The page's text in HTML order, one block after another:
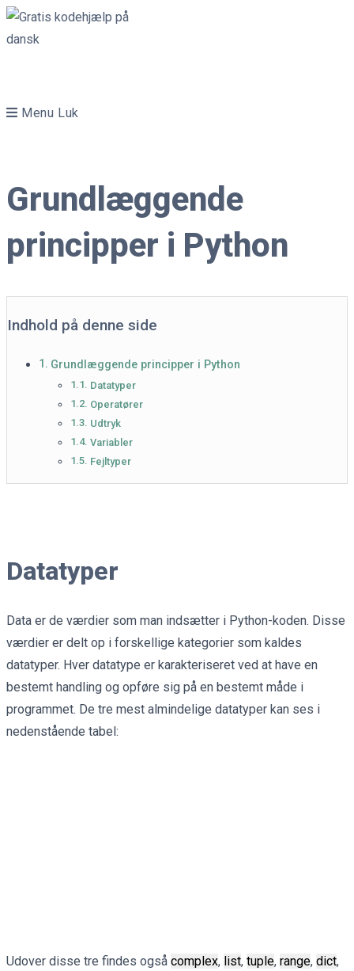
Skip
to
Menu Luk
Grundlæggende
principper i Python
Indhold på denne side
Grundlæggende principper i Python
Datatyper
Operatører
Udtryk
Variabler
Fejltyper
Datatyper
Data er de værdier som man indsætter i Python-koden. Disse
værdier er delt op i forskellige kategorier som kaldes
datatyper. Hver datatype er karakteriseret ved at have en
bestemt handling og opføre sig på en bestemt måde i
programmet. De tre mest almindelige datatyper kan ses i
nedenstående tabel:
Udover disse tre findes også complex, list, tuple, range, dict,